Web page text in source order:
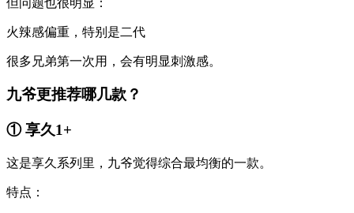
火辣感偏重，特别是二代
很多兄弟第一次用，会有明显刺激感。
九爷更推荐哪几款？
① 享久1+
这是享久系列里，九爷觉得综合最均衡的一款。
特点：